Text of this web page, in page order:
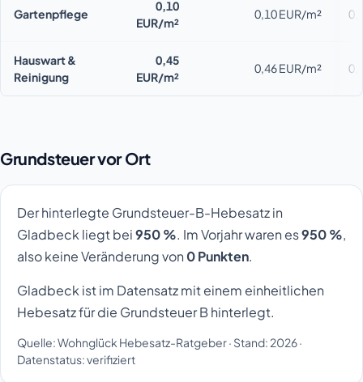
Gartenpflege
0,10
EUR/m²
0,10 EUR/m²
Hauswart &
Reinigung
0,45
EUR/m²
0,46 EUR/m²
Grundsteuer vor Ort
Der hinterlegte Grundsteuer-B-Hebesatz in
Gladbeck liegt bei950 %. Im Vorjahr waren es950 %,
also keine Veränderung von 0 Punkten.
Gladbeck ist im Datensatz mit einem einheitlichen
Hebesatz für die Grundsteuer B hinterlegt.
Quelle: Wohnglück Hebesatz-Ratgeber · Stand: 2026 ·
Datenstatus: verifiziert